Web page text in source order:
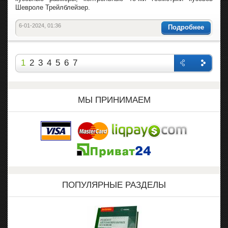
Шевроле Трейлблейзер.
Подробнее
6-01-2024, 01:36
1 2 3 4 5 6 7
МЫ ПРИНИМАЕМ
ПОПУЛЯРНЫЕ РАЗДЕЛЫ